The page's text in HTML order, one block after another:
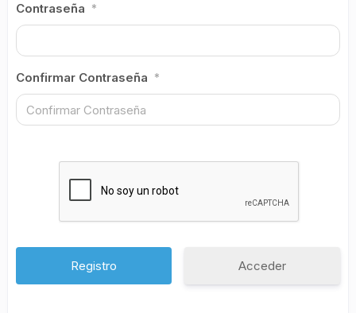
Contraseña *
Confirmar Contraseña *
Acceder